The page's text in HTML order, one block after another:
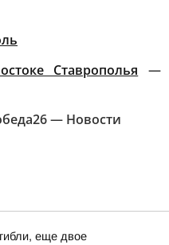
Ставрополья —
— Новости
еще двое